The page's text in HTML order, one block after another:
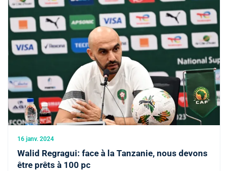
16 janv. 2024
Walid Regragui: face à la Tanzanie, nous devons
être prêts à 100 pc